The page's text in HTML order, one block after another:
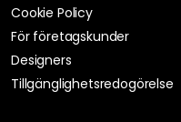
Cookie Policy
För företagskunder
Designers
Tillgänglighetsredogörelse